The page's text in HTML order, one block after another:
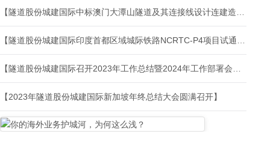
【2023年隧道股份城建国际新加坡年终总结大会圆满召开】